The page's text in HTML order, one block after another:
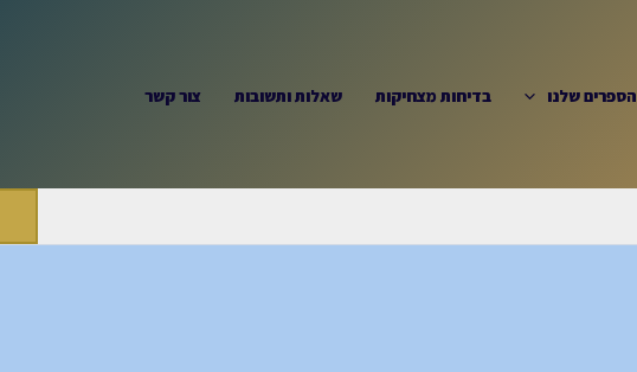
הספרים שלנו בדיחות מצחיקות שאלות ותשובות צור קשר